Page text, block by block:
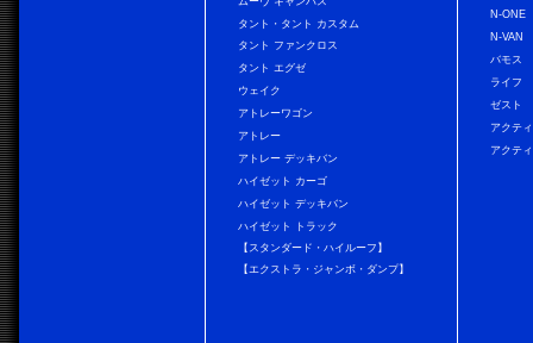
タント・タント カスタム
タント ファンクロス
タント エグゼ
ウェイク
アトレーワゴン
アトレー
アトレー デッキバン
ハイゼット カーゴ
ハイゼット デッキバン
ハイゼット トラック
【スタンダード・ハイルーフ】
【エクストラ・ジャンボ・ダンプ】
N-ONE
N-VAN
バモス
ライフ
ゼスト
アクテ
アクテ